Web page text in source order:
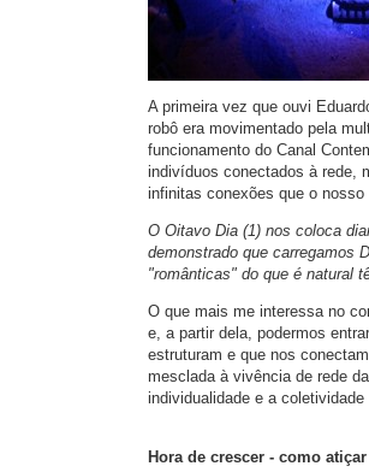
A primeira vez que ouvi
robô era movimentado pela
funcionamento do Canal
indivíduos conectados à rede,
infinitas conexões que o
O Oitavo Dia (1) nos coloca
demonstrado que carregamos
"românticas" do que é natural
O que mais me interessa no
e, a partir dela, podermos
estruturam e que nos
mesclada à vivência de rede
individualidade e a
Hora de crescer - como